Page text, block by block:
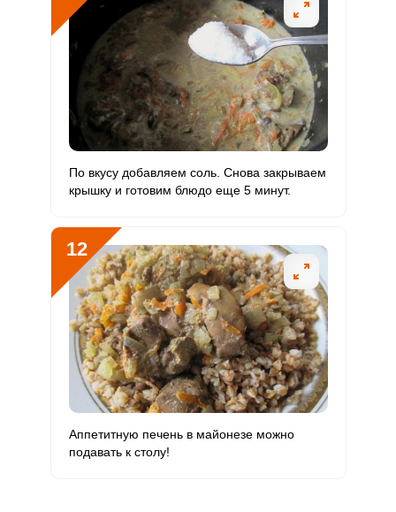
По вкусу добавляем соль. Снова закрываем
крышку и готовим блюдо еще 5 минут.
12
Аппетитную печень в майонезе можно
подавать к столу!